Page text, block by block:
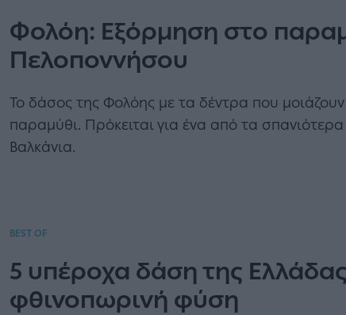
Φολόη: Εξόρμηση στο
Πελοποννήσου
Το δάσος της Φολόης με τα δέντρα που
παραμύθι. Πρόκειται για ένα από τα
Βαλκάνια.
BEST OF
5 υπέροχα δάση της
φθινοπωρινή φύση